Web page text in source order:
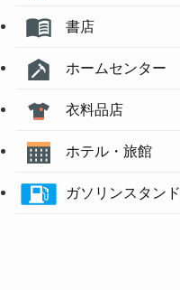
書店
ホームセンター
衣料品店
ホテル・旅館
ガソリンスタンド